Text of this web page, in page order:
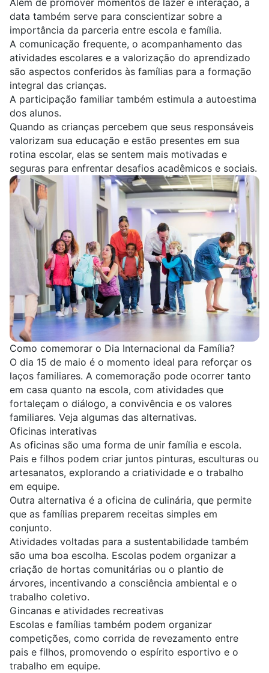
Além de promover momentos de lazer e interação, a
data também serve para conscientizar sobre a
importância da parceria entre escola e família.
A comunicação frequente, o acompanhamento das
atividades escolares e a valorização do aprendizado
são aspectos conferidos às famílias para a formação
integral das crianças.
A participação familiar também estimula a autoestima
dos alunos.
Quando as crianças percebem que seus responsáveis
valorizam sua educação e estão presentes em sua
rotina escolar, elas se sentem mais motivadas e
seguras para enfrentar desafios acadêmicos e sociais.
Como comemorar o Dia Internacional da Família?
O dia 15 de maio é o momento ideal para reforçar os
laços familiares. A comemoração pode ocorrer tanto
em casa quanto na escola, com atividades que
fortaleçam o diálogo, a convivência e os valores
familiares. Veja algumas das alternativas.
Oficinas interativas
As oficinas são uma forma de unir família e escola.
Pais e filhos podem criar juntos pinturas, esculturas ou
artesanatos, explorando a criatividade e o trabalho
em equipe.
Outra alternativa é a oficina de culinária, que permite
que as famílias preparem receitas simples em
conjunto.
Atividades voltadas para a sustentabilidade também
são uma boa escolha. Escolas podem organizar a
criação de hortas comunitárias ou o plantio de
árvores, incentivando a consciência ambiental e o
trabalho coletivo.
Gincanas e atividades recreativas
Escolas e famílias também podem organizar
competições, como corrida de revezamento entre
pais e filhos, promovendo o espírito esportivo e o
trabalho em equipe.